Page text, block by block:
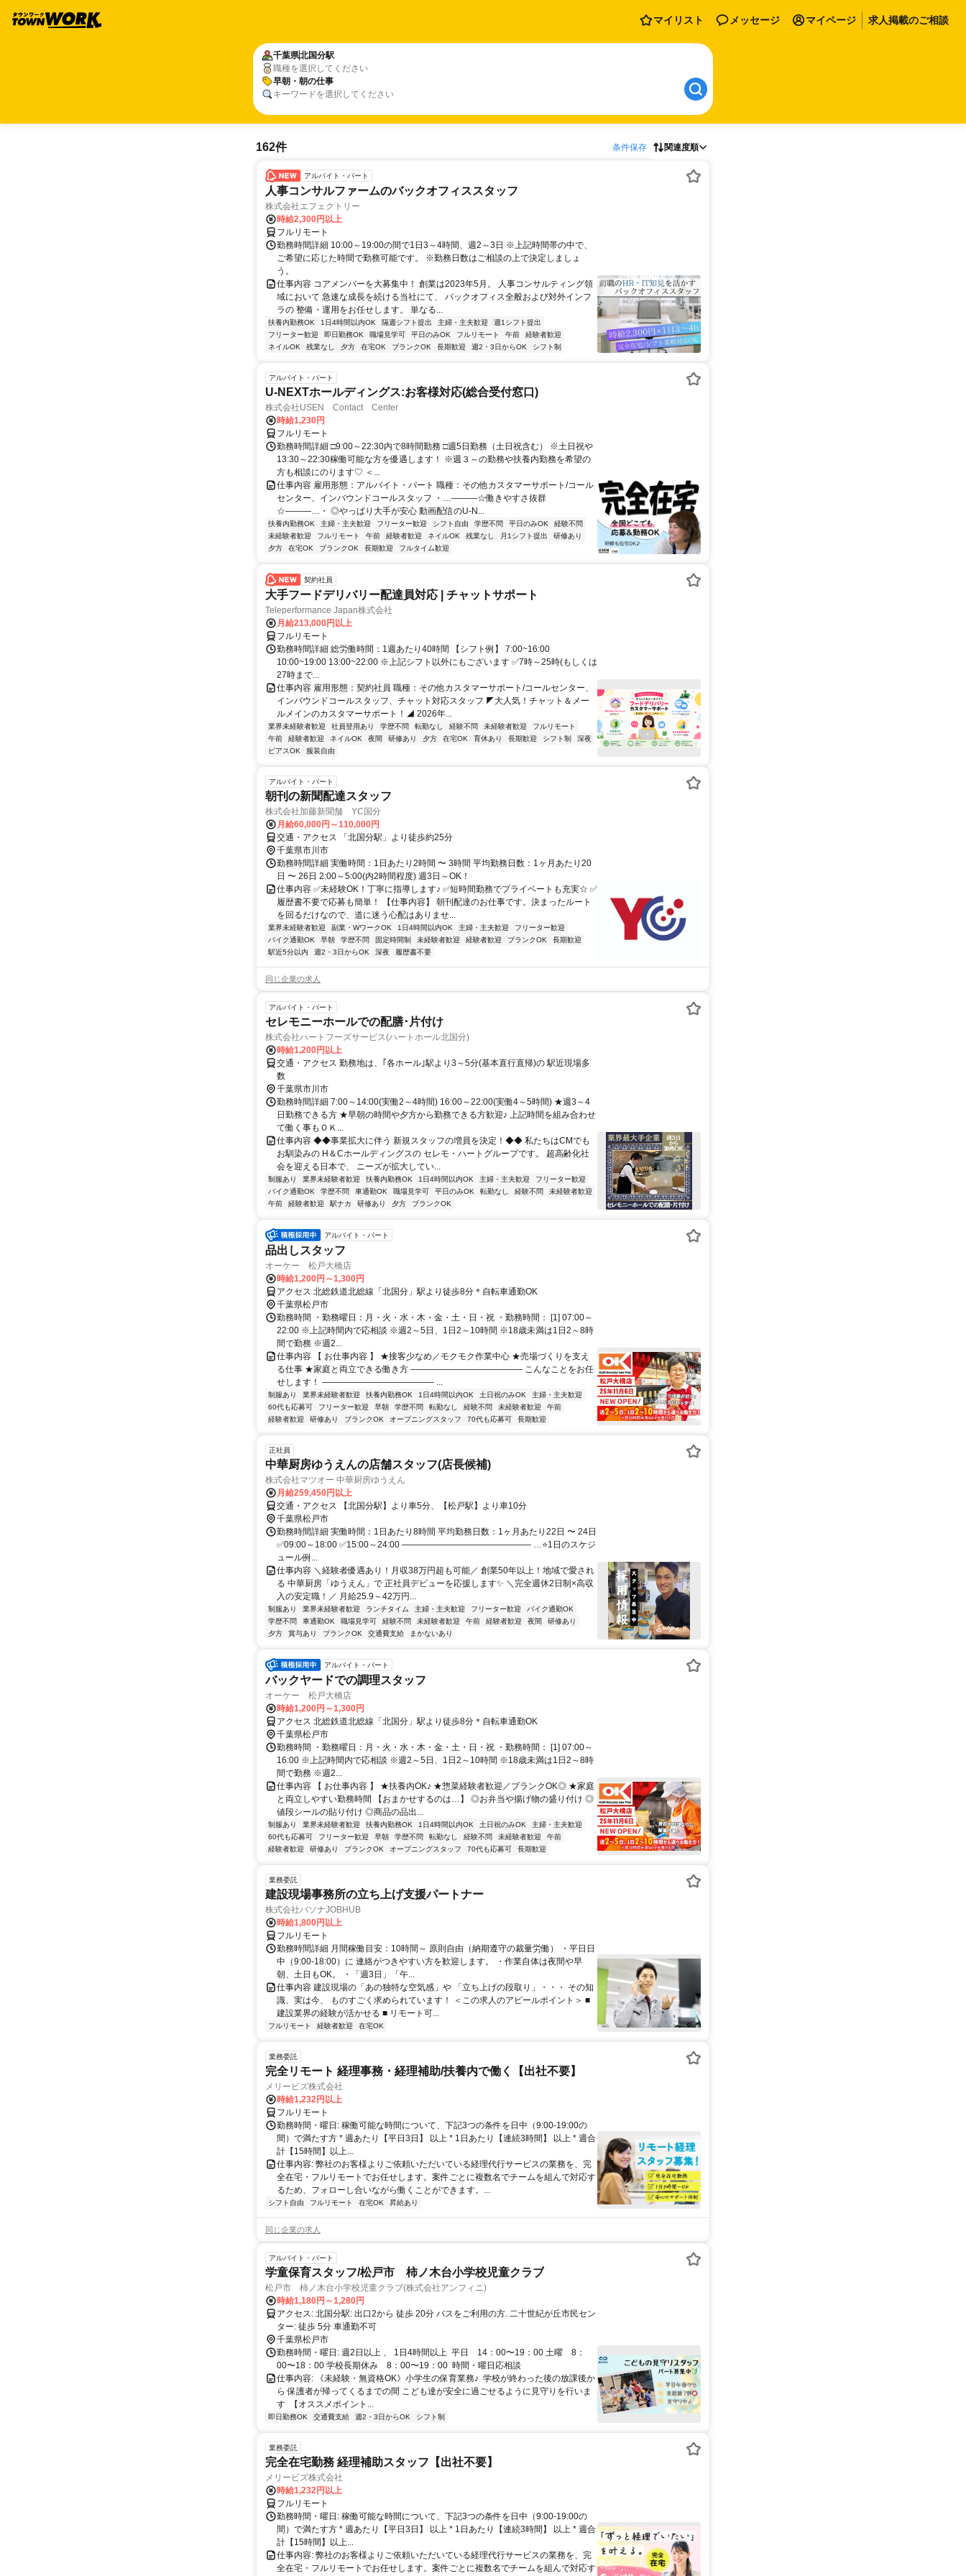
マイリスト メッセージ マイページ 求人掲載のご相談
千葉県北国分駅
職種を選択してください
早朝・朝の仕事
キーワードを選択してください
162件 条件保存 関連度順
アルバイト・パート
人事コンサルファームのバックオフィススタッフ
株式会社エフェクトリー
時給2,300円以上
フルリモート
勤務時間詳細 10:00～19:00の間で1日3～4時間、週2～3日 ※上記時間帯の中で、
ご希望に応じた時間で勤務可能です。 ※勤務日数はご相談の上で決定しましょ
う。
仕事内容 コアメンバーを大募集中！ 創業は2023年5月。 人事コンサルティング領
域において 急速な成長を続ける当社にて、 バックオフィス全般および対外インフ
ラの 整備・運用をお任せします。 単なる...
扶養内勤務OK 1日4時間以内OK 隔週シフト提出 主婦・主夫歓迎
週1シフト提出
フリーター歓迎
即日勤務OK 職場見学可 平日のみOK フルリモート 午前
経験者歓迎
ネイルOK
残業なし 夕方 在宅OK ブランクOK 長期歓迎 週2・3日からOK シフト制
アルバイト・パート
U-NEXTホールディングス:お客様対応(総合受付窓口)
株式会社USEN Contact Center
時給1,230円
フルリモート
勤務時間詳細 □9:00～22:30内で8時間勤務 □週5日勤務（土日祝含む） ※土日祝や
13:30～22:30稼働可能な方を優遇します！ ※週３～の勤務や扶養内勤務を希望の
方も相談にのります♡ ＜...
仕事内容 雇用形態：アルバイト・パート 職種：その他カスタマーサポート/コール
センター、インバウンドコールスタッフ ・…―――☆働きやすさ抜群
☆―――…・ ◎やっぱり大手が安心 動画配信のU-N...
扶養内勤務OK 主婦・主夫歓迎 フリーター歓迎 シフト自由 学歴不問 平日のみOK
経験不問
未経験者歓迎
フルリモート 午前 経験者歓迎 ネイルOK 残業なし 月1シフト提出
研修あり
夕方
在宅OK ブランクOK 長期歓迎 フルタイム歓迎
契約社員
大手フードデリバリー配達員対応 | チャットサポート
Teleperformance Japan株式会社
月給213,000円以上
フルリモート
勤務時間詳細 総労働時間：1週あたり40時間 【シフト例】 7:00~16:00
10:00~19:00 13:00~22:00 ※上記シフト以外にもございます ✅7時～25時(もしくは
27時まで...
仕事内容 雇用形態：契約社員 職種：その他カスタマーサポート/コールセンター、
インバウンドコールスタッフ、チャット対応スタッフ ◤大人気！チャット＆メー
ルメインのカスタマーサポート！◢ 2026年...
業界未経験者歓迎 社員登用あり 学歴不問 転勤なし 経験不問 未経験者歓迎
フルリモート
午前
経験者歓迎 ネイルOK 夜間 研修あり 夕方 在宅OK 育休あり 長期歓迎 シフト制
深夜
ピアスOK
服装自由
アルバイト・パート
朝刊の新聞配達スタッフ
株式会社加藤新聞舗 YC国分
月給60,000円～110,000円
交通・アクセス 「北国分駅」より徒歩約25分
千葉県市川市
勤務時間詳細 実働時間：1日あたり2時間 〜 3時間 平均勤務日数：1ヶ月あたり20
日 〜 26日 2:00～5:00(内2時間程度) 週3日～OK！
仕事内容 ✅未経験OK！丁寧に指導します♪ ✅短時間勤務でプライベートも充実☆ ✅
履歴書不要で応募も簡単！ 【仕事内容】 朝刊配達のお仕事です。決まったルート
を回るだけなので、道に迷う心配はありませ...
業界未経験者歓迎 副業・WワークOK 1日4時間以内OK 主婦・主夫歓迎
フリーター歓迎
バイク通勤OK
早朝 学歴不問 固定時間制 未経験者歓迎 経験者歓迎 ブランクOK
長期歓迎
駅近5分以内
週2・3日からOK 深夜 履歴書不要
同じ企業の求人
アルバイト・パート
セレモニーホールでの配膳･片付け
株式会社ハートフーズサービス(ハートホール北国分)
時給1,200円以上
交通・アクセス 勤務地は、｢各ホール｣駅より3～5分(基本直行直帰)の 駅近現場多
数
千葉県市川市
勤務時間詳細 7:00～14:00(実働2～4時間) 16:00～22:00(実働4～5時間) ★週3～4
日勤務できる方 ★早朝の時間や夕方から勤務できる方歓迎♪ 上記時間を組み合わせ
て働く事もＯＫ...
仕事内容 ◆◆事業拡大に伴う 新規スタッフの増員を決定！◆◆ 私たちはCMでも
お馴染みの H＆Cホールディングスの セレモ・ハートグループです。 超高齢化社
会を迎える日本で、 ニーズが拡大してい...
制服あり 業界未経験者歓迎 扶養内勤務OK 1日4時間以内OK 主婦・主夫歓迎
フリーター歓迎
バイク通勤OK
学歴不問 車通勤OK 職場見学可 平日のみOK 転勤なし 経験不問
未経験者歓迎
午前
経験者歓迎 駅ナカ 研修あり 夕方 ブランクOK
アルバイト・パート
品出しスタッフ
オーケー 松戸大橋店
時給1,200円～1,300円
アクセス 北総鉄道北総線「北国分」駅より徒歩8分＊自転車通勤OK
千葉県松戸市
勤務時間 ・勤務曜日：月・火・水・木・金・土・日・祝 ・勤務時間： [1] 07:00～
22:00 ※上記時間内で応相談 ※週2～5日、1日2～10時間 ※18歳未満は1日2～8時
間で勤務 ※週2...
仕事内容 【 お仕事内容 】 ★接客少なめ／モクモク作業中心 ★売場づくりを支え
る仕事 ★家庭と両立できる働き方 ――――――――――――― こんなことをお任
せします！ ――――――――――――― ...
制服あり 業界未経験者歓迎 扶養内勤務OK 1日4時間以内OK 土日祝のみOK
主婦・主夫歓迎
60代も応募可
フリーター歓迎 早朝 学歴不問 転勤なし 経験不問 未経験者歓迎
午前
経験者歓迎
研修あり ブランクOK オープニングスタッフ 70代も応募可 長期歓迎
正社員
中華厨房ゆうえんの店舗スタッフ(店長候補)
株式会社マツオー 中華厨房ゆうえん
月給259,450円以上
交通・アクセス 【北国分駅】より車5分、【松戸駅】より車10分
千葉県松戸市
勤務時間詳細 実働時間：1日あたり8時間 平均勤務日数：1ヶ月あたり22日 〜 24日
✅09:00～18:00 ✅15:00～24:00 ――――――――――――――― …⭐1日のスケジ
ュール例...
仕事内容 ＼経験者優遇あり！月収38万円超も可能／ 創業50年以上！地域で愛され
る 中華厨房「ゆうえん」で 正社員デビューを応援します✨ ＼完全週休2日制×高収
入の安定職！／ 月給25.9～42万円...
制服あり 業界未経験者歓迎 ランチタイム 主婦・主夫歓迎 フリーター歓迎
バイク通勤OK
学歴不問
車通勤OK 職場見学可 経験不問 未経験者歓迎 午前 経験者歓迎 夜間
研修あり
夕方
賞与あり ブランクOK 交通費支給 まかないあり
アルバイト・パート
バックヤードでの調理スタッフ
オーケー 松戸大橋店
時給1,200円～1,300円
アクセス 北総鉄道北総線「北国分」駅より徒歩8分＊自転車通勤OK
千葉県松戸市
勤務時間 ・勤務曜日：月・火・水・木・金・土・日・祝 ・勤務時間： [1] 07:00～
16:00 ※上記時間内で応相談 ※週2～5日、1日2～10時間 ※18歳未満は1日2～8時
間で勤務 ※週2...
仕事内容 【 お仕事内容 】 ★扶養内OK♪ ★惣菜経験者歓迎／ブランクOK◎ ★家庭
と両立しやすい勤務時間 【おまかせするのは…】 ◎お弁当や揚げ物の盛り付け ◎
値段シールの貼り付け ◎商品の品出...
制服あり 業界未経験者歓迎 扶養内勤務OK 1日4時間以内OK 土日祝のみOK
主婦・主夫歓迎
60代も応募可
フリーター歓迎 早朝 学歴不問 転勤なし 経験不問 未経験者歓迎
午前
経験者歓迎
研修あり ブランクOK オープニングスタッフ 70代も応募可 長期歓迎
業務委託
建設現場事務所の立ち上げ支援パートナー
株式会社パソナJOBHUB
時給1,800円以上
フルリモート
勤務時間詳細 月間稼働目安：10時間～ 原則自由（納期遵守の裁量労働） ・平日日
中（9:00-18:00）に 連絡がつきやすい方を歓迎します。 ・作業自体は夜間や早
朝、土日もOK。 ・「週3日」「午...
仕事内容 建設現場の「あの独特な空気感」や 「立ち上げの段取り」・・・ その知
識、実は今、 ものすごく求められています！ ＜この求人のアピールポイント＞ ■
建設業界の経験が活かせる ■ リモート可...
フルリモート 経験者歓迎 在宅OK
業務委託
完全リモート 経理事務・経理補助/扶養内で働く【出社不要】
メリービズ株式会社
時給1,232円以上
フルリモート
勤務時間・曜日: 稼働可能な時間について、下記3つの条件を日中（9:00-19:00の
間）で満たす方 * 週あたり【平日3日】 以上 * 1日あたり【連続3時間】 以上 * 週合
計【15時間】以上...
仕事内容: 弊社のお客様よりご依頼いただいている経理代行サービスの業務を、完
全在宅・フルリモートでお任せします。案件ごとに複数名でチームを組んで対応す
るため、フォローし合いながら働くことができます。...
シフト自由 フルリモート 在宅OK 昇給あり
同じ企業の求人
アルバイト・パート
学童保育スタッフ/松戸市 柿ノ木台小学校児童クラブ
松戸市 柿ノ木台小学校児童クラブ(株式会社アンフィニ)
時給1,180円～1,280円
アクセス: 北国分駅: 出口2から 徒歩 20分 バスをご利用の方. 二十世紀が丘市民セン
ター: 徒歩 5分 車通勤不可
千葉県松戸市
勤務時間・曜日: 週2日以上 、 1日4時間以上 ㅤㅤ 平日 14：00〜19：00 土曜 8：
00〜18：00 学校長期休み 8：00〜19：00 ㅤㅤ 時間・曜日応相談
仕事内容: 《未経験・無資格OK》小学生の保育業務♪ ㅤㅤ 学校が終わった後の放課後か
ら 保護者が帰ってくるまでの間 こども達が安全に過ごせるように見守りを行いま
す ㅤㅤ 【オススメポイント...
即日勤務OK 交通費支給 週2・3日からOK シフト制
業務委託
完全在宅勤務 経理補助スタッフ【出社不要】
メリービズ株式会社
時給1,232円以上
フルリモート
勤務時間・曜日: 稼働可能な時間について、下記3つの条件を日中（9:00-19:00の
間）で満たす方 * 週あたり【平日3日】 以上 * 1日あたり【連続3時間】 以上 * 週合
計【15時間】以上...
仕事内容: 弊社のお客様よりご依頼いただいている経理代行サービスの業務を、完
全在宅・フルリモートでお任せします。案件ごとに複数名でチームを組んで対応す